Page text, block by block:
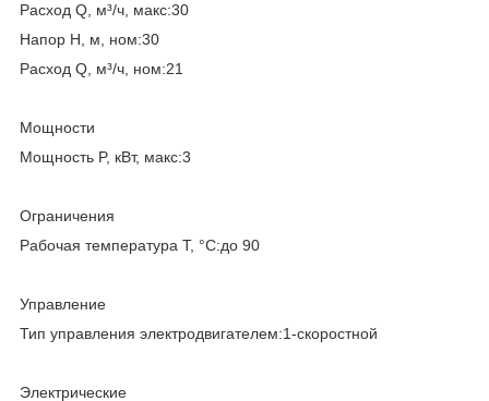
Расход Q, м³/ч, макс:30
Напор H, м, ном:30
Расход Q, м³/ч, ном:21
Мощности
Мощность P, кВт, макс:3
Ограничения
Рабочая температура T, °C:до 90
Управление
Тип управления электродвигателем:1-скоростной
Электрические